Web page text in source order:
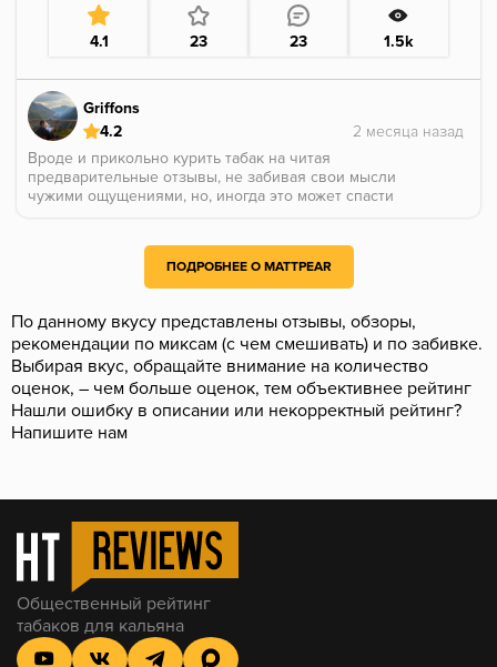
4.1 23 23 1.5k
Griffons
4.2
Вроде и прикольно курить табак на читая
предварительные отзывы, не забивая свои мысли
чужими ощущениями, но, иногда это может спасти
Получил данный табак от @TripleApple, придумал
себе ягодно хвойный микс, кинул на дно немного
касание
Ну, пропустим мои попытки его раскурить,
запустился табак только минуте на 20й
Но, из за моих попыток курить недогретый табак и
раскуривать его, вкусовые ощущения уже были
нарушены, и полноценно насладиться правильным
По вкусу неплохой микс лесных ягод, баланс кисло-
но это и пахнет и курится в целом приятно, не
химозно.
Табачная база приятная, насколько приятной она
может быть на недогреве, крепость умеренно
средняя, вкус без лишней горечи. У меня осталось
еще немного табачка, есть желание добить остатки,
только хорошо их прогреть
ПОДРОБНЕЕ О MATTPEAR
По данному вкусу представлены отзывы, обзоры,
рекомендации по миксам (с чем смешивать) и по забивке.
Выбирая вкус, обращайте внимание на количество
оценок, – чем больше оценок, тем объективнее рейтинг
Нашли ошибку в описании или некорректный рейтинг?
Напишите нам
Общественный рейтинг
табаков для кальяна